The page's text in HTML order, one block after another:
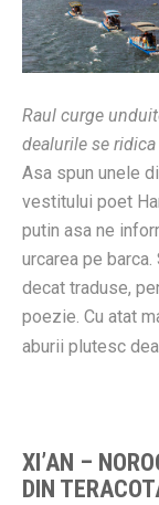
Raul curge
dealurile se
Asa spun unele
vestitului poet
putin asa ne
urcarea pe
decat traduse,
poezie. Cu atat
aburii plutesc
XI’AN –
DIN